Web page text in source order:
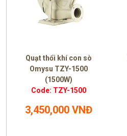
Quạt thổi khí con sò
Omysu TZY-1500
(1500W)
Code: TZY-1500
3,450,000 VNĐ